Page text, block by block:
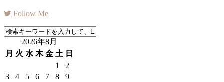
Follow Me
2026年8月
月 火 水 木 金 土 日
1
2
3
4 5 6 7 8
9